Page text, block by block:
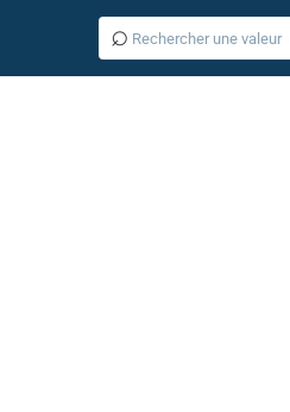
⌕